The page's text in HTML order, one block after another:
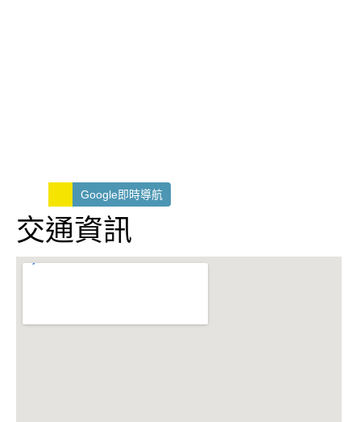
Google即時導航
交通資訊